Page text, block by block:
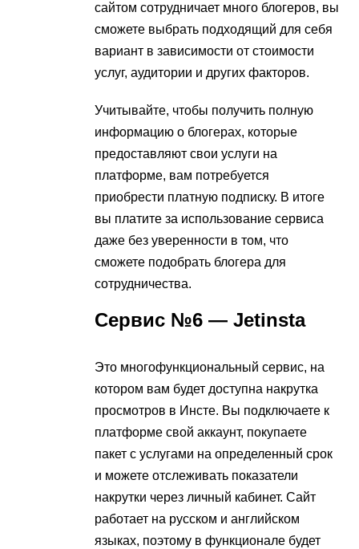
сайтом сотрудничает много блогеров, вы
сможете выбрать подходящий для себя
вариант в зависимости от стоимости
услуг, аудитории и других факторов.
Учитывайте, чтобы получить полную
информацию о блогерах, которые
предоставляют свои услуги на
платформе, вам потребуется
приобрести платную подписку. В итоге
вы платите за использование сервиса
даже без уверенности в том, что
сможете подобрать блогера для
сотрудничества.
Сервис №6 — Jetinsta
Это многофункциональный сервис, на
котором вам будет доступна накрутка
просмотров в Инсте. Вы подключаете к
платформе свой аккаунт, покупаете
пакет с услугами на определенный срок
и можете отслеживать показатели
накрутки через личный кабинет. Сайт
работает на русском и английском
языках, поэтому в функционале будет